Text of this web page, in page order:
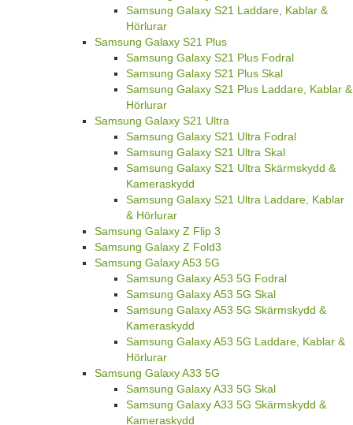
Samsung Galaxy S21 Laddare, Kablar &
Hörlurar
Samsung Galaxy S21 Plus
Samsung Galaxy S21 Plus Fodral
Samsung Galaxy S21 Plus Skal
Samsung Galaxy S21 Plus Laddare, Kablar &
Hörlurar
Samsung Galaxy S21 Ultra
Samsung Galaxy S21 Ultra Fodral
Samsung Galaxy S21 Ultra Skal
Samsung Galaxy S21 Ultra Skärmskydd &
Kameraskydd
Samsung Galaxy S21 Ultra Laddare, Kablar
& Hörlurar
Samsung Galaxy Z Flip 3
Samsung Galaxy Z Fold3
Samsung Galaxy A53 5G
Samsung Galaxy A53 5G Fodral
Samsung Galaxy A53 5G Skal
Samsung Galaxy A53 5G Skärmskydd &
Kameraskydd
Samsung Galaxy A53 5G Laddare, Kablar &
Hörlurar
Samsung Galaxy A33 5G
Samsung Galaxy A33 5G Skal
Samsung Galaxy A33 5G Skärmskydd &
Kameraskydd